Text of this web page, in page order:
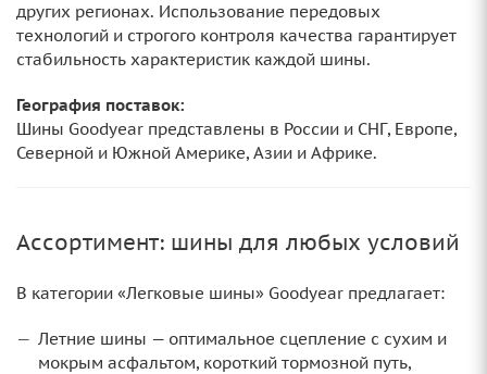
других регионах. Использование передовых
технологий и строгого контроля качества гарантирует
стабильность характеристик каждой шины.
География поставок:
Шины Goodyear представлены в России и СНГ, Европе,
Северной и Южной Америке, Азии и Африке.
Ассортимент: шины для любых условий
В категории «Легковые шины» Goodyear предлагает:
Летние шины — оптимальное сцепление с сухим и
мокрым асфальтом, короткий тормозной путь,